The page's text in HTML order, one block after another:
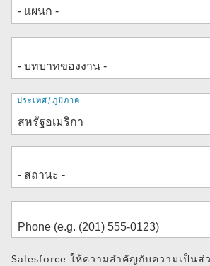
ที่
อยู่
ประเทศ/ภูมิภาค
Salesforce ให้ความสำคัญกับความเป็น